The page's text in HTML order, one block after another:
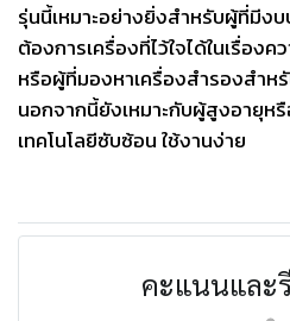
รุ่นนี้เหมาะอย่างยิ่งสำหรับผู้ที่มีง
ต้องการเครื่องที่ไว้ใจได้ในเรื่อง
หรือผู้ที่มองหาเครื่องสำรองสำห
นอกจากนี้ยังเหมาะกับผู้สูงอายุห
เทคโนโลยีซับซ้อน ใช้งานง่าย
คะแนนและ